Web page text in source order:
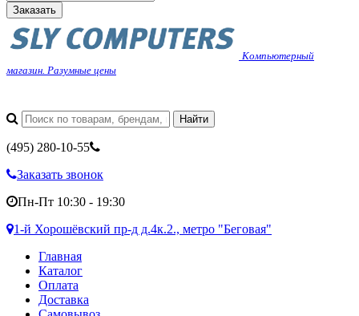
Заказать
Компьютерный
магазин. Разумные цены
(495) 280-10-55
Заказать звонок
Пн-Пт 10:30 - 19:30
1-й Хорошёвский пр-д д.4к.2., метро "Беговая"
Главная
Каталог
Оплата
Доставка